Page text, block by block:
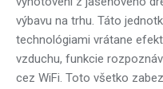
výbavu na trhu. Táto
technológiami vrátane
vzduchu, funkcie
cez WiFi. Toto všetko